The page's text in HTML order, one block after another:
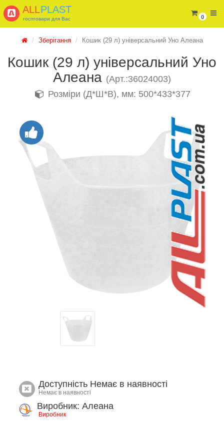
0
ALLPLAST
госптовари для Вас
Зберігання Кошик (29 л) універсальний Уно Алеана
Кошик (29 л) універсальний Уно
Алеана (Арт.:36024003)
Розміри (Д*Ш*В), мм: 500*433*377
Доступність Немає в наявності
Немає в наявності
Виробник: Алеана
Виробник